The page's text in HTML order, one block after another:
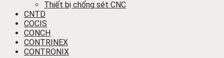
Thiết bị chống sét CNC
CNTD
COCIS
CONCH
CONTRINEX
CONTRONIX